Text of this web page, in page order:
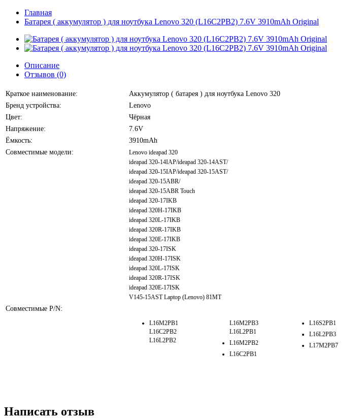
Главная
Батарея ( аккумулятор ) для ноутбука Lenovo 320 (L16C2PB2) 7.6V 3910mAh Original
Описание
Отзывов (0)
Краткое наименование:
Аккумулятор ( батарея ) для ноутбука Lenovo 320
Бренд устройства:
Lenovo
Цвет:
Чёрная
Напряжение:
7.6V
Ёмкость:
3910mAh
Совместимые модели:
Lenovo ideapad 320
ideapad 320-14IAP/ideapad 320-14AST/
ideapad 320-15IAP/ideapad 320-15AST/
ideapad 320-15ABR/
ideapad 320-15ABR Touch
ideapad 320-17IKB
ideapad 320H-17IKB
ideapad 320L-17IKB
ideapad 320R-17IKB
ideapad 320E-17IKB
ideapad 320-17ISK
ideapad 320H-17ISK
ideapad 320L-17ISK
ideapad 320R-17ISK
ideapad 320E-17ISK
V145-15AST Laptop (Lenovo) 81MT
Совместимые P/N:
L16M2PB1
L16C2PB2
L16L2PB2
L16M2PB3
L16L2PB1
L16M2PB2
L16C2PB1
L16S2PB1
L16L2PB3
L17M2PB7
Написать отзыв